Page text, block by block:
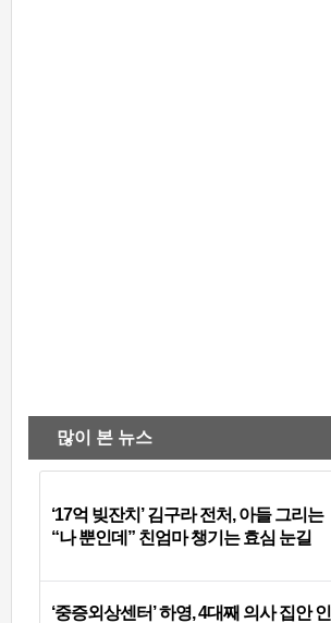
많이 본 뉴스
‘17억 빚잔치’ 김구라 전처, 아들 그리는
“나 뿐인데” 친엄마 챙기는 효심 눈길
‘중증외상센터’ 하영, 4대째 의사 집안 인